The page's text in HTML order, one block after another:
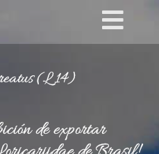
(L 14)
de exportar